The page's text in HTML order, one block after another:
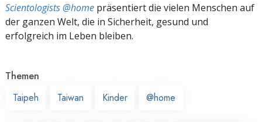
Scientologists @home präsentiert die vielen Menschen auf
der ganzen Welt, die in Sicherheit, gesund und
erfolgreich im Leben bleiben.
Themen
Taipeh
Taiwan Kinder @home